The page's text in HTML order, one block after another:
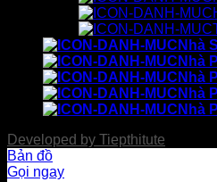
Nhà
Nhà
Nhà
Nhà
Nhà
Developed by Tiepthitute
Bản đồ
Gọi ngay